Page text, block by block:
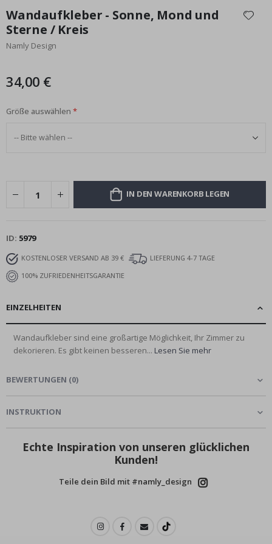
der
Bildgalerie
springen
Wandaufkleber - Sonne, Mond und
Sterne / Kreis
Namly Design
34,00 €
Größe auswählen
IN DEN WARENKORB LEGEN
ID 5979
KOSTENLOSER VERSAND AB 39 €
LIEFERUNG 4-7 TAGE
100% ZUFRIEDENHEITSGARANTIE
EINZELHEITEN
Wandaufkleber sind eine großartige Möglichkeit, Ihr Zimmer zu
dekorieren. Es gibt keinen besseren... Lesen Sie mehr
BEWERTUNGEN (0)
INSTRUKTION
Echte Inspiration von unseren glücklichen
Kunden!
Teile dein Bild mit #namly_design